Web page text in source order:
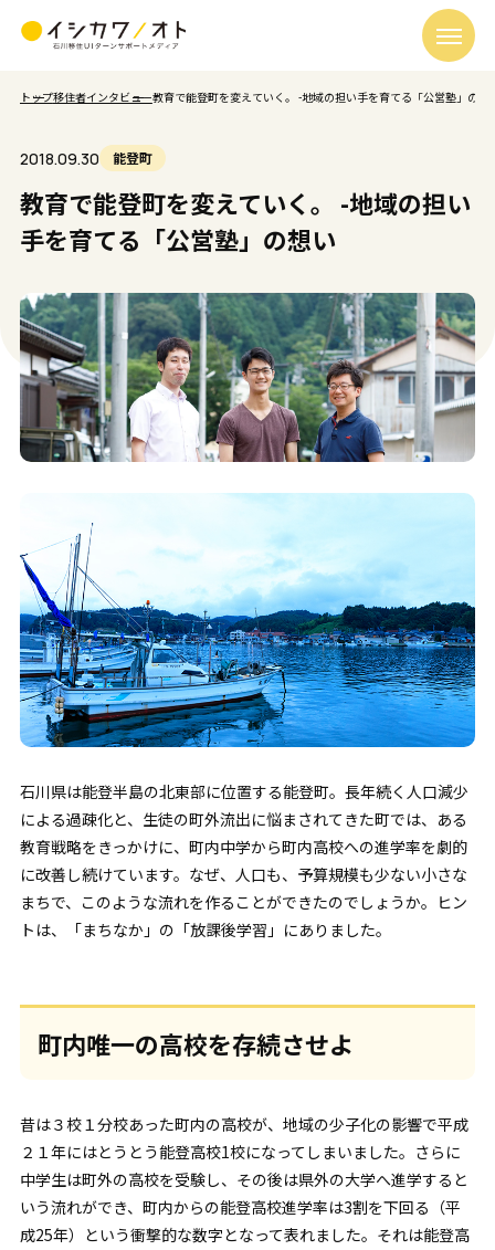
トップ移住者インタビュー教育で能登町を変えていく。 -地域の担い手を育てる「公営塾」の想
2018.09.30 能登町
教育で能登町を変えていく。 -地域の担い
手を育てる「公営塾」の想い
石川県は能登半島の北東部に位置する能登町。長年続く人口減少
による過疎化と、生徒の町外流出に悩まされてきた町では、ある
教育戦略をきっかけに、町内中学から町内高校への進学率を劇的
に改善し続けています。なぜ、人口も、予算規模も少ない小さな
まちで、このような流れを作ることができたのでしょうか。ヒン
トは、「まちなか」の「放課後学習」にありました。
町内唯一の高校を存続させよ
昔は３校１分校あった町内の高校が、地域の少子化の影響で平成
２１年にはとうとう能登高校1校になってしまいました。さらに
中学生は町外の高校を受験し、その後は県外の大学へ進学すると
いう流れができ、町内からの能登高校進学率は3割を下回る（平
成25年）という衝撃的な数字となって表れました。それは能登高